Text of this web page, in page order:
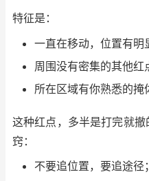
特征是：
一直在移动，位置有明
周围没有密集的其他红
所在区域有你熟悉的掩
这种红点，多半是打完就
窍：
不要追位置，要追途径；